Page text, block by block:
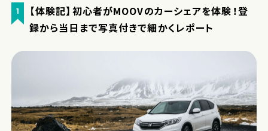
1
【体験記】初心者がMOOVのカーシェアを体験！登
録から当日まで写真付きで細かくレポート